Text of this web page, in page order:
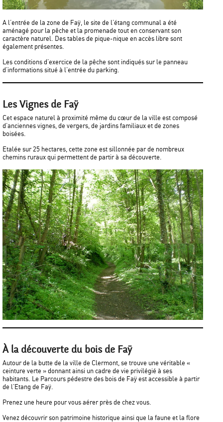
A l’entrée de la zone de Faÿ, le site de l’étang communal a été
aménagé pour la pêche et la promenade tout en conservant son
caractère naturel. Des tables de pique-nique en accès libre sont
également présentes.
Les conditions d’exercice de la pêche sont indiqués sur le panneau
d’informations situé à l’entrée du parking.
Les Vignes de Faÿ
Cet espace naturel à proximité même du cœur de la ville est composé
d’anciennes vignes, de vergers, de jardins familiaux et de zones
boisées.
Etalée sur 25 hectares, cette zone est sillonnée par de nombreux
chemins ruraux qui permettent de partir à sa découverte.
À la découverte du bois de Faÿ
Autour de la butte de la ville de Clermont, se trouve une véritable «
ceinture verte » donnant ainsi un cadre de vie privilégié à ses
habitants. Le Parcours pédestre des bois de Faÿ est accessible à partir
de l’Etang de Faÿ.
Prenez une heure pour vous aérer près de chez vous.
Venez découvrir son patrimoine historique ainsi que la faune et la flore